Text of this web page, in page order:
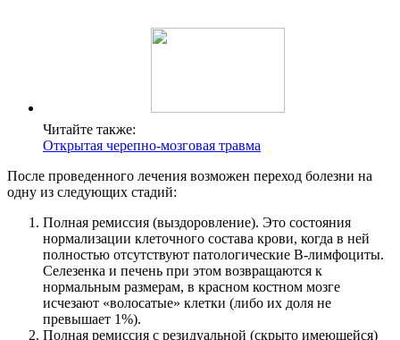
Читайте также:
Открытая черепно-мозговая травма
После проведенного лечения возможен переход болезни на
одну из следующих стадий:
Полная ремиссия (выздоровление). Это состояния
нормализации клеточного состава крови, когда в ней
полностью отсутствуют патологические В-лимфоциты.
Селезенка и печень при этом возвращаются к
нормальным размерам, в красном костном мозге
исчезают «волосатые» клетки (либо их доля не
превышает 1%).
Полная ремиссия с резидуальной (скрыто имеющейся)